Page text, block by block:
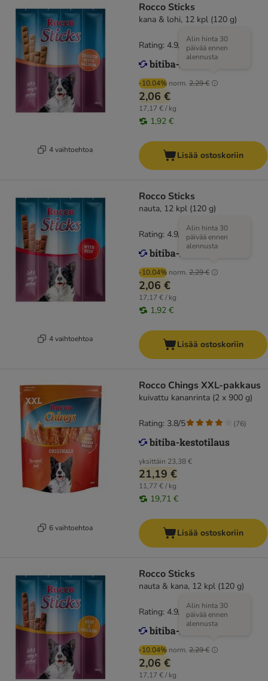
4 vaihtoehtoa
Rocco Sticks
kana & lohi, 12 kpl (120 g)
-10.04% norm. 2,29 €
Alin hinta 30
päivää ennen
alennusta
2,06 €
17,17 € / kg
1,92 €
Rating: 4.9/5
Lisää ostoskoriin
4 vaihtoehtoa
Rocco Sticks
nauta, 12 kpl (120 g)
-10.04% norm. 2,29 €
Alin hinta 30
päivää ennen
alennusta
2,06 €
17,17 € / kg
1,92 €
Rating: 4.9/5
Lisää ostoskoriin
6 vaihtoehtoa
Rocco Chings XXL-pakkaus
kuivattu kananrinta (2 x 900 g)
yksittäin 23,38 €
21,19 €
11,77 € / kg
19,71 €
Rating: 3.8/5 (76)
Lisää ostoskoriin
Rocco Sticks
nauta & kana, 12 kpl (120 g)
-10.04% norm. 2,29 €
Alin hinta 30
päivää ennen
alennusta
2,06 €
17,17 € / kg
Rating: 4.9/5